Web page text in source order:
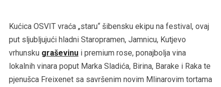
Kućica OSVIT vraća „staru“ šibensku ekipu na festival, ovaj
put sljubljujući hladni Staropramen, Jamnicu, Kutjevo
vrhunsku graševinui premium rose, ponajbolja vina
lokalnih vinara poput Marka Sladića, Birina, Barake i Raka te
pjenušca Freixenet sa savršenim novim Mlinarovim tortama